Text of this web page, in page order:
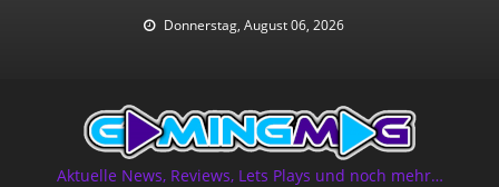
Donnerstag, August 06, 2026
Aktuelle News, Reviews, Lets Plays und noch mehr…